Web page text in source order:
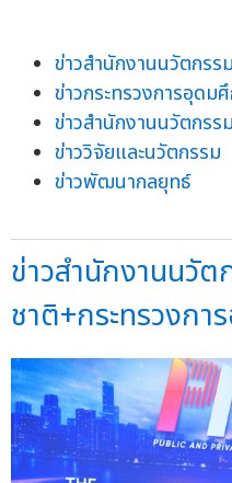
ข่าวสำนักงานนวัตกรร
ข่าวกระทรวงการอุดม
ข่าวสำนักงานนวัตกรรม
ข่าววิจัยและนวัตกรรม
ข่าวพัฒนากลยุทธ์
ข่าวสำนักงานนวัต
ชาติ+กระทรวงก